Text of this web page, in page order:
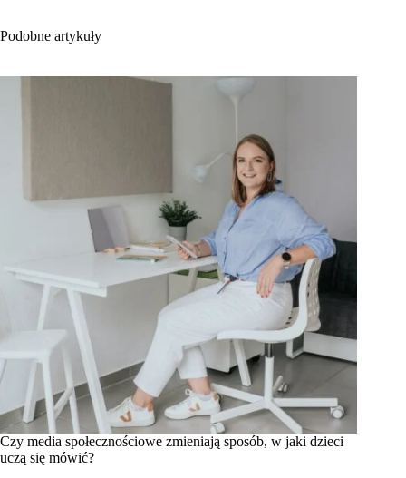
Podobne artykuły
Czy media społecznościowe zmieniają sposób, w jaki dzieci
uczą się mówić?